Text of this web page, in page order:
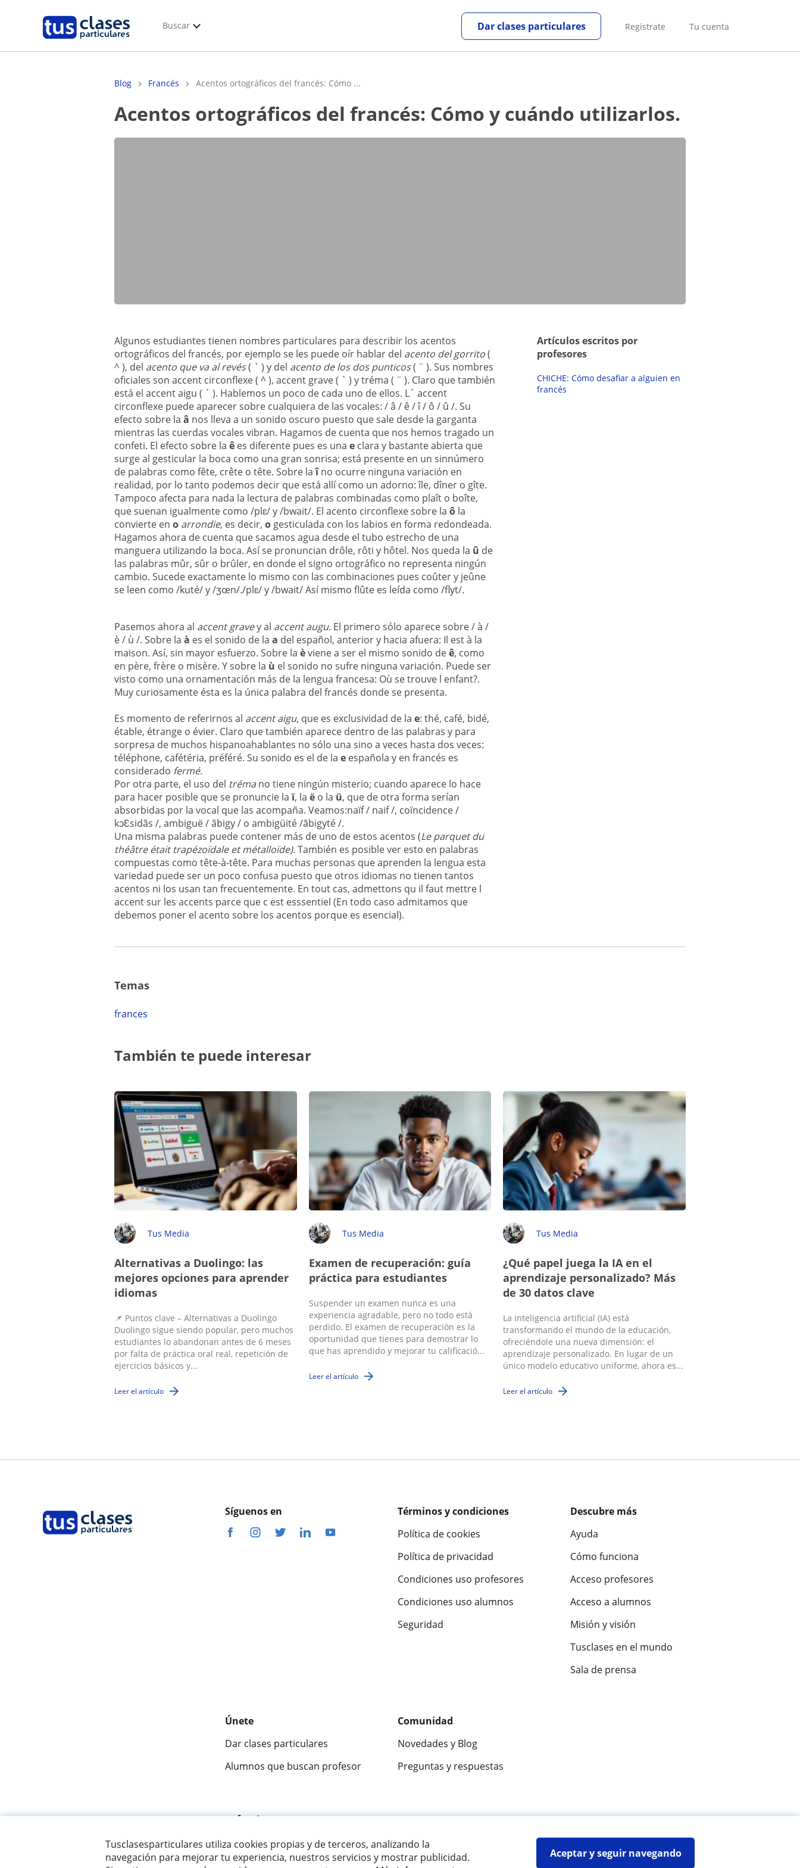
Tusclasesparticulares utiliza cookies propias y de terceros, analizando la
navegación para mejorar tu experiencia, nuestros servicios y mostrar publicidad.
Aceptar y seguir navegando
Buscar Regístrate Tu cuenta
Dar clases particulares
Blog Francés Acentos ortográficos del francés: Cómo ...
Acentos ortográficos del francés: Cómo y cuándo utilizarlos.
Algunos estudiantes tienen nombres particulares para describir los acentos
ortográficos del francés, por ejemplo se les puede oír hablar del acento del gorrito(
^ ), del acento que va al revés( ` ) y del acento de los dos punticos( ¨ ). Sus nombres
oficiales son accent circonflexe ( ^ ), accent grave ( ` ) y tréma ( ¨ ). Claro que también
está el accent aigu ( ´ ). Hablemos un poco de cada uno de ellos. L´ accent
circonflexe puede aparecer sobre cualquiera de las vocales: / â / ê / î / ô / û /. Su
efecto sobre la â nos lleva a un sonido oscuro puesto que sale desde la garganta
mientras las cuerdas vocales vibran. Hagamos de cuenta que nos hemos tragado un
confeti. El efecto sobre la ê es diferente pues es una e clara y bastante abierta que
surge al gesticular la boca como una gran sonrisa; está presente en un sinnúmero
de palabras como fête, crête o tête. Sobre laîno ocurre ninguna variación en
realidad, por lo tanto podemos decir que está allí como un adorno: île, dîner o gîte.
Tampoco afecta para nada la lectura de palabras combinadas como plaît o boîte,
que suenan igualmente como /plɛ/ y /bwait/. El acento circonflexe sobre la ô la
convierte en o arrondie, es decir, o gesticulada con los labios en forma redondeada.
Hagamos ahora de cuenta que sacamos agua desde el tubo estrecho de una
manguera utilizando la boca. Así se pronuncian drôle, rôti y hôtel. Nos queda la û de
las palabras mûr, sûr o brûler, en donde el signo ortográfico no representa ningún
cambio. Sucede exactamente lo mismo con las combinaciones pues coûter y jeûne
se leen como /kuté/ y /ʒœn/./plɛ/ y /bwait/Así mismo flûte es leída como /flyt/.
Pasemos ahora al accent gravey al accent augu. El primero sólo aparece sobre / à /
è / ù /. Sobre la à es el sonido de la a del español, anterior y hacia afuera: Il est à la
maison. Así, sin mayor esfuerzo. Sobre la èviene a ser el mismo sonido deê, como
en père, frère o misère. Y sobre la ù el sonido no sufre ninguna variación. Puede ser
visto como una ornamentación más de la lengua francesa: Où se trouve l enfant?.
Muy curiosamente ésta es la única palabra del francés donde se presenta.
Es momento de referirnos al accent aigu, que es exclusividad de la e: thé, café, bidé,
étable, étrange o évier. Claro que también aparece dentro de las palabras y para
sorpresa de muchos hispanoahablantes no sólo una sino a veces hasta dos veces:
téléphone, cafétéria, préféré. Su sonido es el de la e española y en francés es
considerado fermé.
Por otra parte, el uso del trémano tiene ningún misterio; cuando aparece lo hace
para hacer posible que se pronuncie la ï, la ë o la ü, que de otra forma serían
absorbidas por la vocal que las acompaña. Veamos:naïf / naif /, coïncidence /
kͻԐsidãs /, ambiguë /ãbigy / o ambigüité /ãbigyté /.
Una misma palabras puede contener más de uno de estos acentos (Le parquet du
théâtre était trapézoïdale et métalloïde).También es posible ver esto en palabras
compuestas como tête-à-tête. Para muchas personas que aprenden la lengua esta
variedad puede ser un poco confusa puesto que otros idiomas no tienen tantos
acentos ni los usan tan frecuentemente. En tout cas, admettons qu il faut mettre l
accent sur les accents parce que c est esssentiel (En todo caso admitamos que
debemos poner el acento sobre los acentos porque es esencial).
Artículos escritos por
profesores
CHICHE: Cómo desafiar a alguien en
francés
Temas
frances
También te puede interesar
Tus Media
Alternativas a Duolingo: las
mejores opciones para aprender
idiomas
📌 Puntos clave – Alternativas a Duolingo
Duolingo sigue siendo popular, pero muchos
estudiantes lo abandonan antes de 6 meses
por falta de práctica oral real, repetición de
ejercicios básicos y...
Leer el artículo
Tus Media
Examen de recuperación: guía
práctica para estudiantes
Suspender un examen nunca es una
experiencia agradable, pero no todo está
perdido. El examen de recuperación es la
oportunidad que tienes para demostrar lo
que has aprendido y mejorar tu calificació...
Leer el artículo
Tus Media
¿Qué papel juega la IA en el
aprendizaje personalizado? Más
de 30 datos clave
La inteligencia artificial (IA) está
transformando el mundo de la educación,
ofreciéndole una nueva dimensión: el
aprendizaje personalizado. En lugar de un
único modelo educativo uniforme, ahora es...
Leer el artículo
Síguenos en
Términos y condiciones
Política de cookies
Política de privacidad
Condiciones uso profesores
Condiciones uso alumnos
Seguridad
Descubre más
Ayuda
Cómo funciona
Acceso profesores
Acceso a alumnos
Misión y visión
Tusclases en el mundo
Sala de prensa
Únete
Dar clases particulares
Alumnos que buscan profesor
Comunidad
Novedades y Blog
Preguntas y respuestas
Fantástica 9,5/10 ★★★★★
© 2007 - 2026 Tusclasesparticulares.com.ec Mapa web:Profesores particulares